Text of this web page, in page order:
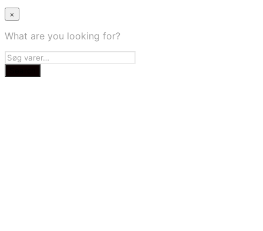
×
What are you looking for?